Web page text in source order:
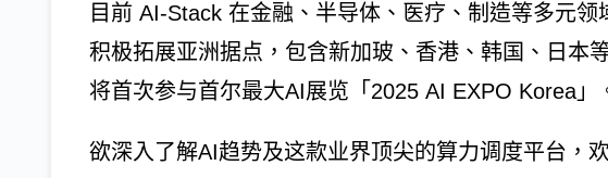
目前 AI-Stack 在金融、半导体、医疗、制造等多元
积极拓展亚洲据点，包含新加玻、香港、韩国、日本
将首次参与首尔最大AI展览「2025 AI EXPO Korea」
欲深入了解AI趋势及这款业界顶尖的算力调度平台，